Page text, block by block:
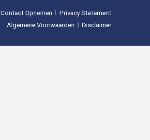
Contact Opnemen l Privacy Statement
Algemene Voorwaarden l Disclaimer